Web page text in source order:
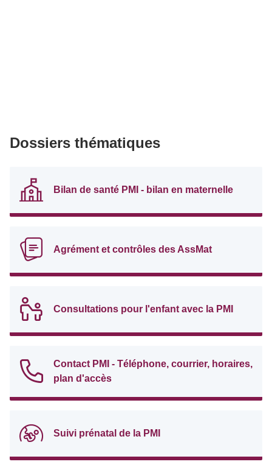
Dossiers thématiques
Bilan de santé PMI - bilan en maternelle
Agrément et contrôles des AssMat
Consultations pour l'enfant avec la PMI
Contact PMI - Téléphone, courrier, horaires,
plan d'accès
Suivi prénatal de la PMI